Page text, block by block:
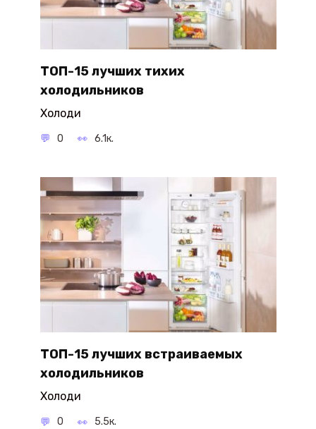
ТОП-15 лучших тихих
холодильников
Холоди
0 6.1к.
ТОП-15 лучших встраиваемых
холодильников
Холоди
0 5.5к.